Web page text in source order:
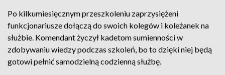
Po kilkumiesięcznym przeszkoleniu zaprzysiężeni
funkcjonariusze dołączą do swoich kolegów i koleżanek na
służbie. Komendant życzył kadetom sumienności w
zdobywaniu wiedzy podczas szkoleń, bo to dzięki niej będą
gotowi pełnić samodzielną codzienną służbę.